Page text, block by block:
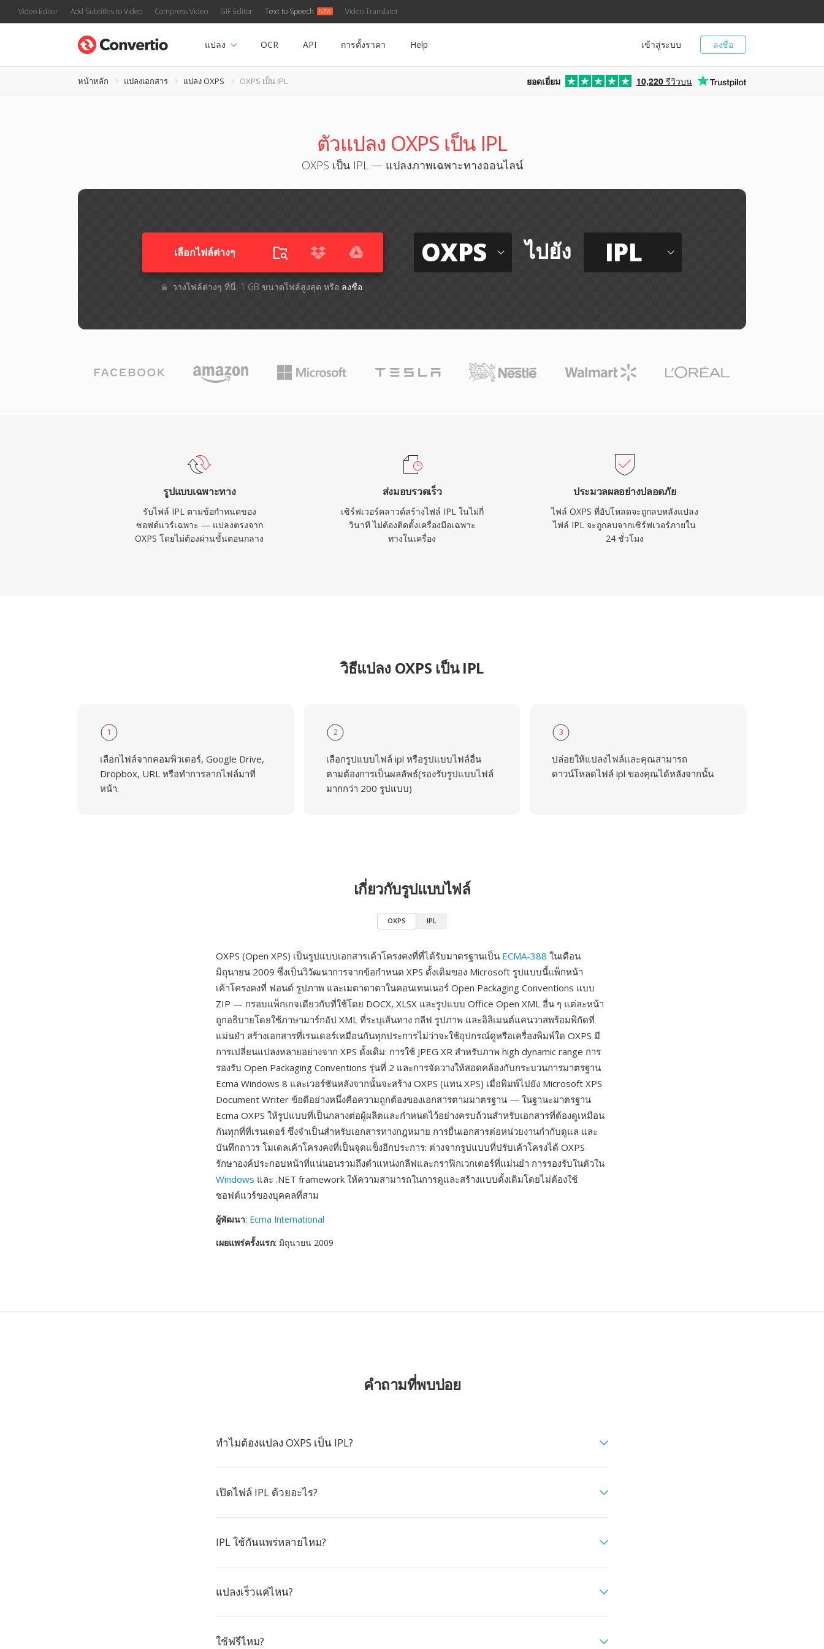
Video Editor Add Subtitles to Video Compress Video GIF Editor Text to Speech Video Translator
ลงชื่อ
เข้าสู่ระบบ
แปลง OCR API การตั้งราคา Help
หน้าหลัก แปลงเอกสาร แปลง OXPS OXPS เป็น IPL ยอดเยี่ยม 10,220 รีวิวบน
ตัวแปลง OXPS เป็น IPL
OXPS เป็น IPL — แปลงภาพเฉพาะทางออนไลน์
เลือกไฟล์ต่างๆ​
วางไฟล์ต่างๆ​ ที่นี่. 1 GB ขนาดไฟล์สูงสุด หรือ ลงชื่อ
OXPS ไปยัง IPL
รูปแบบเฉพาะทาง
รับไฟล์ IPL ตามข้อกำหนดของ
ซอฟต์แวร์เฉพาะ — แปลงตรงจาก
OXPS โดยไม่ต้องผ่านขั้นตอนกลาง
ส่งมอบรวดเร็ว
เซิร์ฟเวอร์คลาวด์สร้างไฟล์ IPL ในไม่กี่
วินาที ไม่ต้องติดตั้งเครื่องมือเฉพาะ
ทางในเครื่อง
ประมวลผลอย่างปลอดภัย
ไฟล์ OXPS ที่อัปโหลดจะถูกลบหลังแปลง
ไฟล์ IPL จะถูกลบจากเซิร์ฟเวอร์ภายใน
24 ชั่วโมง
วิธีแปลง OXPS เป็น IPL
1
เลือกไฟล์จากคอมพิวเตอร์, Google Drive,
Dropbox, URL หรือทำการลากไฟล์มาที่
หน้า.
2
เลือกรูปแบบไฟล์ ipl หรือรูปแบบไฟล์อื่น
ตามต้องการเป็นผลลัพธ์(รองรับรูปแบบไฟล์
มากกว่า 200 รูปแบบ)
3
ปล่อยให้แปลงไฟล์และคุณสามารถ
ดาวน์โหลดไฟล์ ipl ของคุณได้หลังจากนั้น
เกี่ยวกับรูปแบบไฟล์
OXPS IPL
OXPS (Open XPS) เป็นรูปแบบเอกสารเค้าโครงคงที่ที่ได้รับมาตรฐานเป็น ECMA-388 ในเดือน
มิถุนายน 2009 ซึ่งเป็นวิวัฒนาการจากข้อกำหนด XPS ดั้งเดิมของ Microsoft รูปแบบนี้แพ็กหน้า
เค้าโครงคงที่ ฟอนต์ รูปภาพ และเมตาดาตาในคอนเทนเนอร์ Open Packaging Conventions แบบ
ZIP — กรอบแพ็กเกจเดียวกับที่ใช้โดย DOCX, XLSX และรูปแบบ Office Open XML อื่น ๆ แต่ละหน้า
ถูกอธิบายโดยใช้ภาษามาร์กอัป XML ที่ระบุเส้นทาง กลีฟ รูปภาพ และอิลิเมนต์แคนวาสพร้อมพิกัดที่
แม่นยำ สร้างเอกสารที่เรนเดอร์เหมือนกันทุกประการไม่ว่าจะใช้อุปกรณ์ดูหรือเครื่องพิมพ์ใด OXPS มี
การเปลี่ยนแปลงหลายอย่างจาก XPS ดั้งเดิม: การใช้ JPEG XR สำหรับภาพ high dynamic range การ
รองรับ Open Packaging Conventions รุ่นที่ 2 และการจัดวางให้สอดคล้องกับกระบวนการมาตรฐาน
Ecma Windows 8 และเวอร์ชันหลังจากนั้นจะสร้าง OXPS (แทน XPS) เมื่อพิมพ์ไปยัง Microsoft XPS
Document Writer ข้อดีอย่างหนึ่งคือความถูกต้องของเอกสารตามมาตรฐาน — ในฐานะมาตรฐาน
Ecma OXPS ให้รูปแบบที่เป็นกลางต่อผู้ผลิตและกำหนดไว้อย่างครบถ้วนสำหรับเอกสารที่ต้องดูเหมือน
กันทุกที่ที่เรนเดอร์ ซึ่งจำเป็นสำหรับเอกสารทางกฎหมาย การยื่นเอกสารต่อหน่วยงานกำกับดูแล และ
บันทึกถาวร โมเดลเค้าโครงคงที่เป็นจุดแข็งอีกประการ: ต่างจากรูปแบบที่ปรับเค้าโครงได้ OXPS
รักษาองค์ประกอบหน้าที่แน่นอนรวมถึงตำแหน่งกลีฟและกราฟิกเวกเตอร์ที่แม่นยำ การรองรับในตัวใน
Windows และ .NET framework ให้ความสามารถในการดูและสร้างแบบดั้งเดิมโดยไม่ต้องใช้
ซอฟต์แวร์ของบุคคลที่สาม
ผู้พัฒนา: Ecma International
เผยแพร่ครั้งแรก: มิถุนายน 2009
คำถามที่พบบ่อย
ทำไมต้องแปลง OXPS เป็น IPL?
เปิดไฟล์ IPL ด้วยอะไร?
IPL ใช้กันแพร่หลายไหม?
แปลงเร็วแค่ไหน?
ใช้ฟรีไหม?